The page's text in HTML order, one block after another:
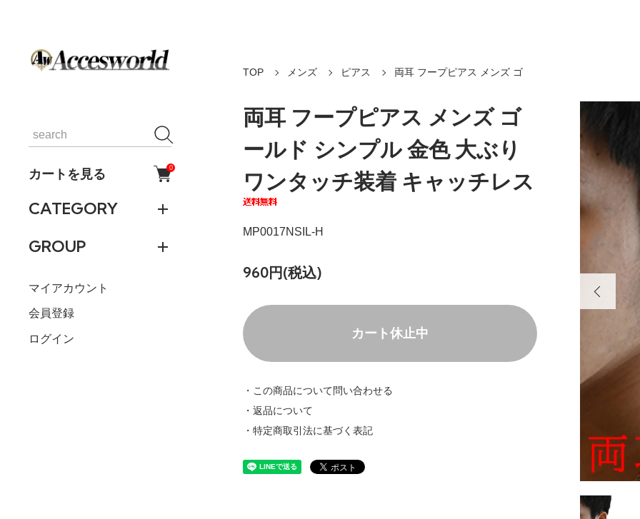
カートを見る 0
CATEGORY
GROUP
マイアカウント
会員登録
ログイン
TOP メンズ ピアス 両耳 フープピアス メンズ ゴ
両耳 フープピアス メンズ ゴ
ールド シンプル 金色 大ぶり
ワンタッチ装着 キャッチレス
MP0017NSIL-H
960円(税込)
カート休止中
・この商品について問い合わせる
・返品について
・特定商取引法に基づく表記